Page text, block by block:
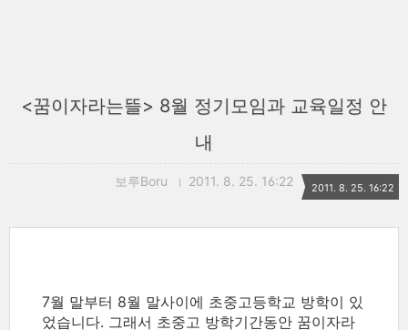
<꿈이자라는뜰> 8월 정기모임과 교육일정 안
내
보루Boru 2011. 8. 25. 16:22 2011. 8. 25. 16:22
7월 말부터 8월 말사이에 초중고등학교 방학이 있
었습니다. 그래서 초중고 방학기간동안 꿈이자라